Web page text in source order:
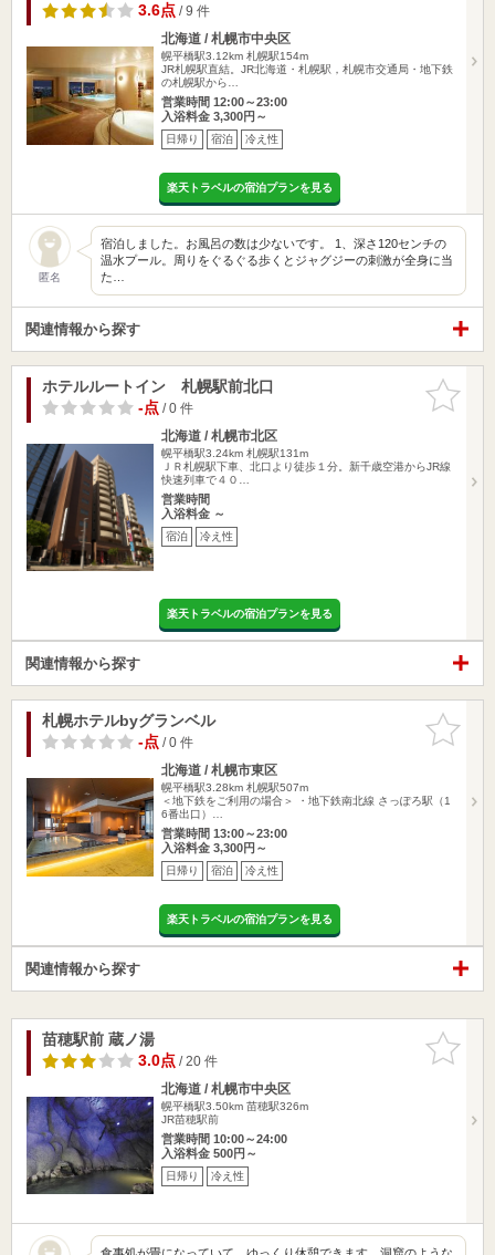
3.6点/ 9 件
北海道 / 札幌市中央区
幌平橋駅3.12km 札幌駅154m
JR札幌駅直結。JR北海道・札幌駅，札幌市交通局・地下鉄
の札幌駅から…
営業時間 12:00～23:00
入浴料金 3,300円～
日帰り 宿泊 冷え性
楽天トラベルの宿泊プランを見る
匿名
宿泊しました。お風呂の数は少ないです。 1、深さ120センチの
温水プール。周りをぐるぐる歩くとジャグジーの刺激が全身に当
た…
関連情報から探す
お気に入
りに追加
ホテルルートイン 札幌駅前北口
-点/ 0 件
北海道 / 札幌市北区
幌平橋駅3.24km 札幌駅131m
ＪＲ札幌駅下車、北口より徒歩１分。新千歳空港からJR線
快速列車で４０…
営業時間
入浴料金 ～
宿泊 冷え性
楽天トラベルの宿泊プランを見る
関連情報から探す
お気に入
りに追加
札幌ホテルbyグランベル
-点/ 0 件
北海道 / 札幌市東区
幌平橋駅3.28km 札幌駅507m
＜地下鉄をご利用の場合＞ ・地下鉄南北線 さっぽろ駅（1
6番出口）…
営業時間 13:00～23:00
入浴料金 3,300円～
日帰り 宿泊 冷え性
楽天トラベルの宿泊プランを見る
関連情報から探す
お気に入
りに追加
苗穂駅前 蔵ノ湯
3.0点/ 20 件
北海道 / 札幌市中央区
幌平橋駅3.50km 苗穂駅326m
JR苗穂駅前
営業時間 10:00～24:00
入浴料金 500円～
日帰り 冷え性